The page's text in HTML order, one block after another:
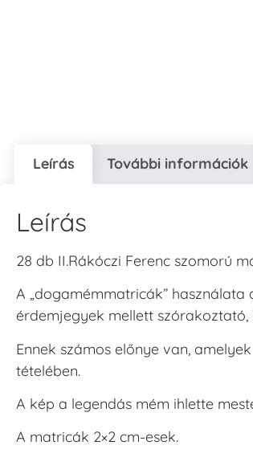
Leírás További információk
Leírás
28 db II.Rákóczi Ferenc szomorú
A „dogamémmatricák”
érdemjegyek mellett
Ennek számos előnye van,
tételében.
A kép a legendás mém ihlette
A matricák 2×2 cm-esek.